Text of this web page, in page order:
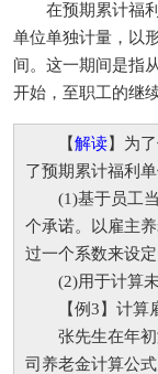
在预期累计福利
单位单独计量，以
间。这一期间是指
开始，至职工的继
【解读】为
了预期累计福利
(1)基于员工当
个承诺。以雇主
过一个系数来设
(2)用于计算未
【例3】计算雇
张先生在年初
司养老金计算公